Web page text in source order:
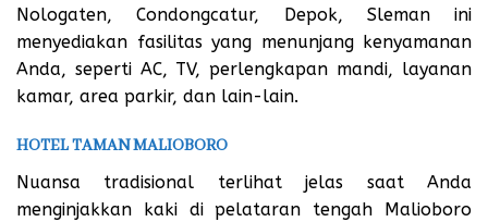
Nologaten, Condongcatur, Depok, Sleman ini
menyediakan fasilitas yang menunjang kenyamanan
Anda, seperti AC, TV, perlengkapan mandi, layanan
kamar, area parkir, dan lain-lain.
HOTEL TAMAN MALIOBORO
Nuansa tradisional terlihat jelas saat Anda
menginjakkan kaki di pelataran tengah Malioboro